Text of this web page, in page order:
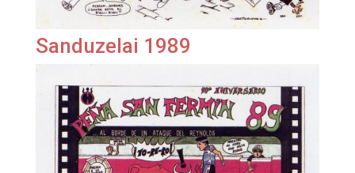
Sanduzelai 1989